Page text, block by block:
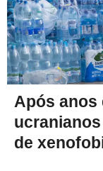
Após anos
de